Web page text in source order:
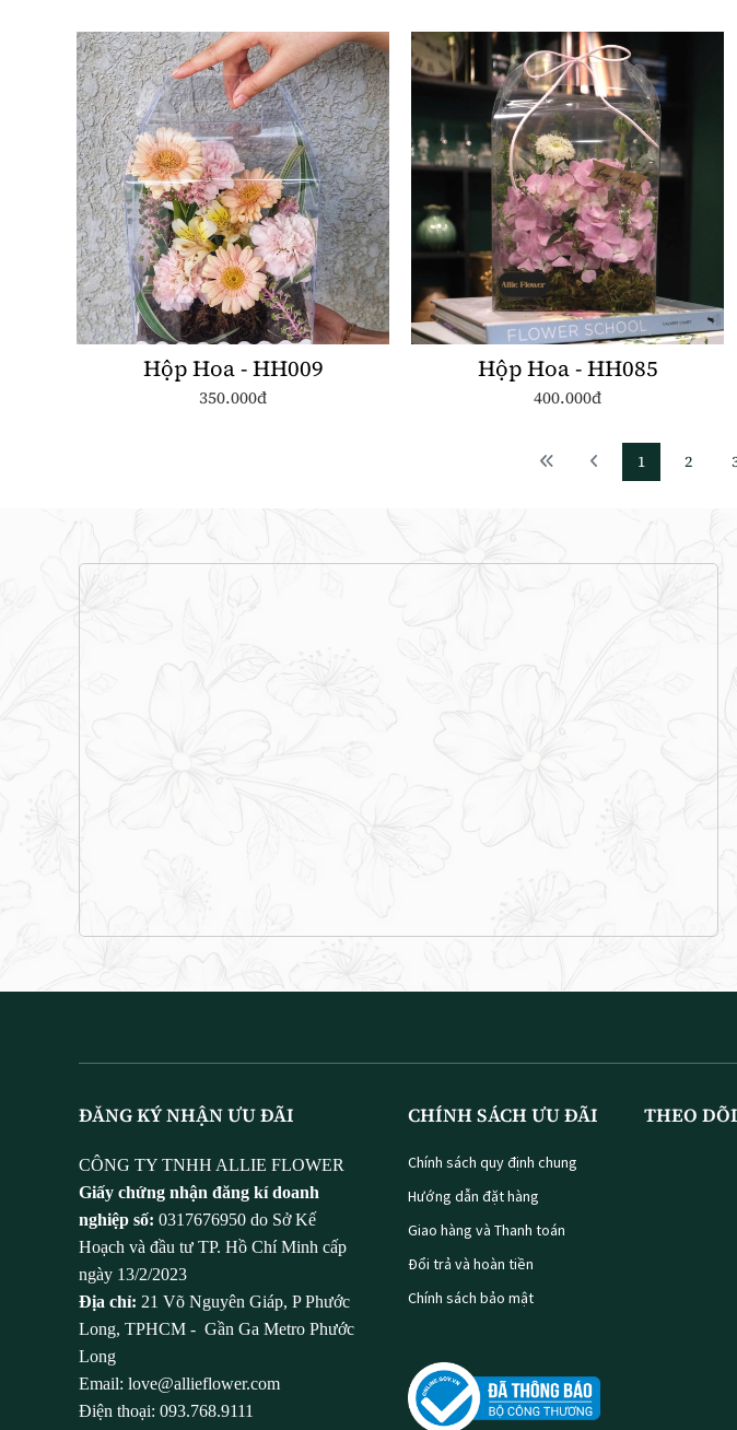
Hộp Hoa - HH009
350.000đ
Hộp Hoa - HH085
400.000đ
1 2
ĐĂNG KÝ NHẬN ƯU ĐÃI
CÔNG TY TNHH ALLIE FLOWER
Giấy chứng nhận đăng kí doanh
nghiệp số: 0317676950 do Sở Kế
Hoạch và đầu tư TP. Hồ Chí Minh cấp
ngày 13/2/2023
Địa chỉ: 21 Võ Nguyên Giáp, P Phước
Long, TPHCM - Gần Ga Metro Phước
Long
Email: love@allieflower.com
Điện thoại: 093.768.9111
CHÍNH SÁCH ƯU ĐÃI
Chính sách quy định chung
Hướng dẫn đặt hàng
Giao hàng và Thanh toán
Đổi trả và hoàn tiền
Chính sách bảo mật
THEO